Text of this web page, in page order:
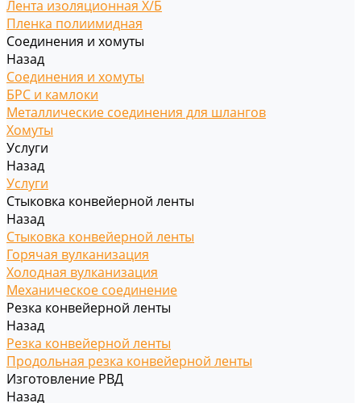
Лента изоляционная Х/Б
Пленка полиимидная
Соединения и хомуты
Назад
Соединения и хомуты
БРС и камлоки
Металлические соединения для шлангов
Хомуты
Услуги
Назад
Услуги
Стыковка конвейерной ленты
Назад
Стыковка конвейерной ленты
Горячая вулканизация
Холодная вулканизация
Механическое соединение
Резка конвейерной ленты
Назад
Резка конвейерной ленты
Продольная резка конвейерной ленты
Изготовление РВД
Назад